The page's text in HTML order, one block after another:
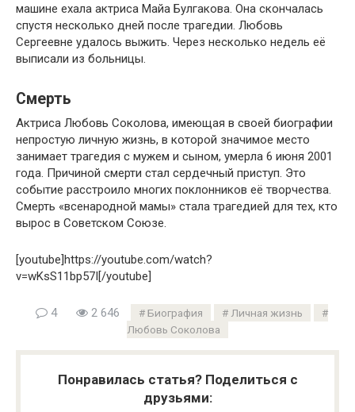
машине ехала актриса Майа Булгакова. Она скончалась
спустя несколько дней после трагедии. Любовь
Сергеевне удалось выжить. Через несколько недель её
выписали из больницы.
Смерть
Актриса Любовь Соколова, имеющая в своей биографии
непростую личную жизнь, в которой значимое место
занимает трагедия с мужем и сыном, умерла 6 июня 2001
года. Причиной смерти стал сердечный приступ. Это
событие расстроило многих поклонников её творчества.
Смерть «всенародной мамы» стала трагедией для тех, кто
вырос в Советском Союзе.
[youtube]https://youtube.com/watch?
v=wKsS11bp57I[/youtube]
4 2 646 Биография
Личная жизнь
Любовь Соколова
Понравилась статья? Поделиться с
друзьями: